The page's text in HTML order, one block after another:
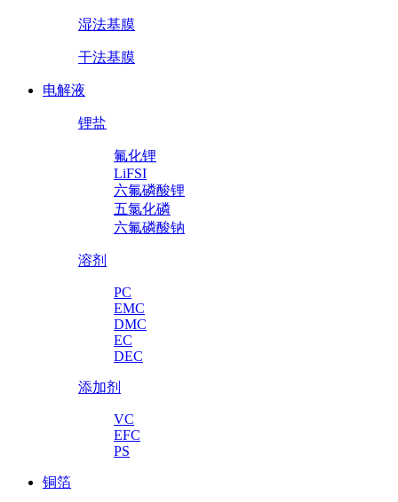
湿法基膜
干法基膜
电解液
锂盐
氟化锂
LiFSI
六氟磷酸锂
五氯化磷
六氟磷酸钠
溶剂
PC
EMC
DMC
EC
DEC
添加剂
VC
EFC
PS
铜箔